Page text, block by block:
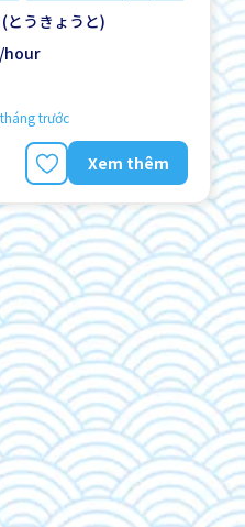
Gần ga tàu
toán
とうきょうと)
hour
trước
Xem thêm